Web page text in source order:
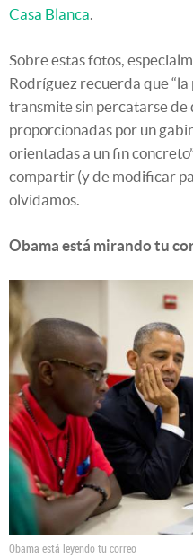
Casa Blanca
Sobre estas fotos,
Rodríguez recuerda que
transmite sin percatarse de
proporcionadas por un
orientadas a un fin
compartir (y de modificar
olvidamos.
Obama está mirando tu
Obama está leyendo tu correo